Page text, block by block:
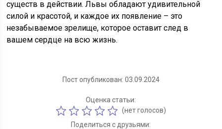
существ в действии. Львы обладают удивительной
силой и красотой, и каждое их появление – это
незабываемое зрелище, которое оставит след в
вашем сердце на всю жизнь.
Пост опубликован: 03.09.2024
Оценка статьи:
(нет голосов)
Поделиться с друзьями: